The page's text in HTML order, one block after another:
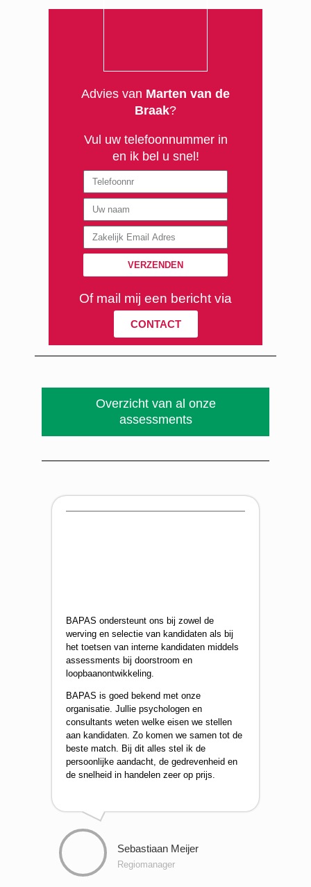
Advies van Marten van de
Braak?
Vul uw telefoonnummer in
en ik bel u snel!
Naam
Email
VERZENDEN
Of mail mij een bericht via
CONTACT
Overzicht van al onze
assessments
BAPAS ondersteunt ons bij zowel de
werving en selectie van kandidaten als bij
het toetsen van interne kandidaten middels
assessments bij doorstroom en
loopbaanontwikkeling.
BAPAS is goed bekend met onze
organisatie. Jullie psychologen en
consultants weten welke eisen we stellen
aan kandidaten. Zo komen we samen tot de
beste match. Bij dit alles stel ik de
persoonlijke aandacht, de gedrevenheid en
de snelheid in handelen zeer op prijs.
Sebastiaan Meijer
Regiomanager